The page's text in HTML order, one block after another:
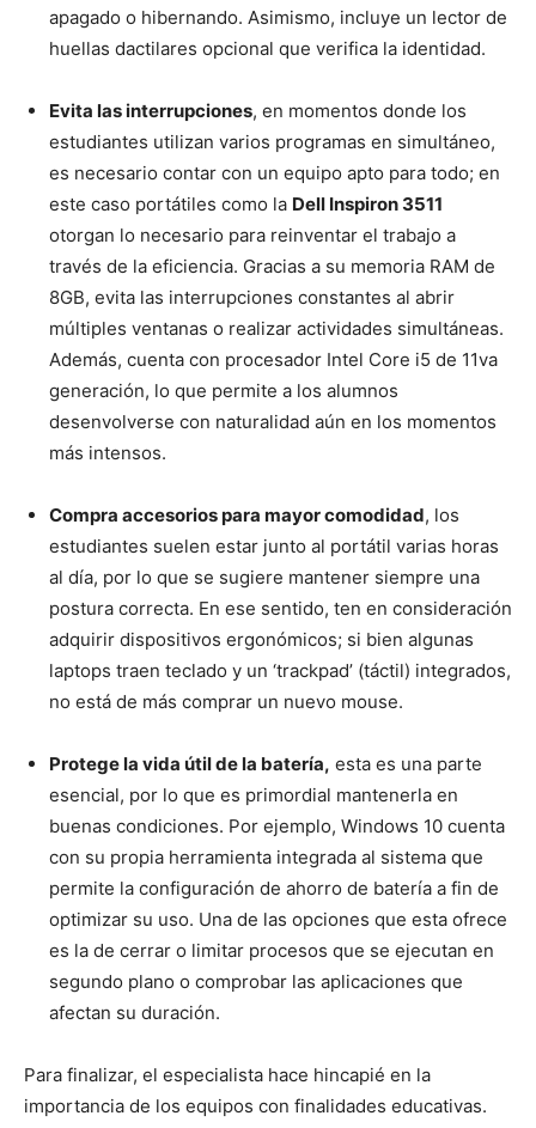
apagado o hibernando. Asimismo, incluye un lector de
huellas dactilares opcional que verifica la identidad.
Evita las interrupciones, en momentos donde los
estudiantes utilizan varios programas en simultáneo,
es necesario contar con un equipo apto para todo; en
este caso portátiles como la Dell Inspiron 3511
otorgan lo necesario para reinventar el trabajo a
través de la eficiencia. Gracias a su memoria RAM de
8GB, evita las interrupciones constantes al abrir
múltiples ventanas o realizar actividades simultáneas.
Además, cuenta con procesador Intel Core i5 de 11va
generación, lo que permite a los alumnos
desenvolverse con naturalidad aún en los momentos
más intensos.
Compra accesorios para mayor comodidad, los
estudiantes suelen estar junto al portátil varias horas
al día, por lo que se sugiere mantener siempre una
postura correcta. En ese sentido, ten en consideración
adquirir dispositivos ergonómicos; si bien algunas
laptops traen teclado y un ‘trackpad’ (táctil) integrados,
no está de más comprar un nuevo mouse.
Protege la vida útil de la batería, esta es una parte
esencial, por lo que es primordial mantenerla en
buenas condiciones. Por ejemplo, Windows 10 cuenta
con su propia herramienta integrada al sistema que
permite la configuración de ahorro de batería a fin de
optimizar su uso. Una de las opciones que esta ofrece
es la de cerrar o limitar procesos que se ejecutan en
segundo plano o comprobar las aplicaciones que
afectan su duración.
Para finalizar, el especialista hace hincapié en la
importancia de los equipos con finalidades educativas.